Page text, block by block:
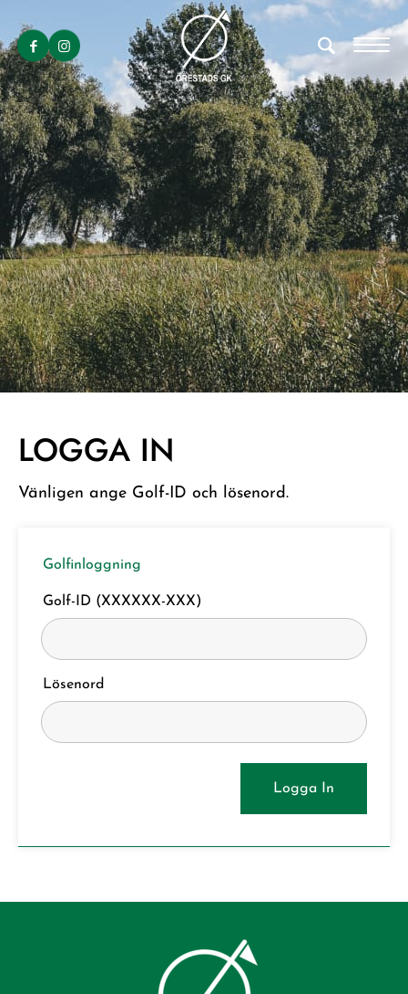
LOGGA IN
Vänligen ange Golf-ID och lösenord.
Golfinloggning
Golf-ID (XXXXXX-XXX)
Lösenord
Logga In